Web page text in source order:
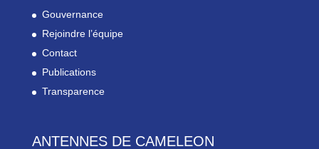
Gouvernance
Rejoindre l’équipe
Contact
Publications
Transparence
ANTENNES DE CAMELEON